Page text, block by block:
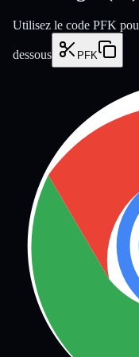
Utilisez le code PFK
dessous PFK